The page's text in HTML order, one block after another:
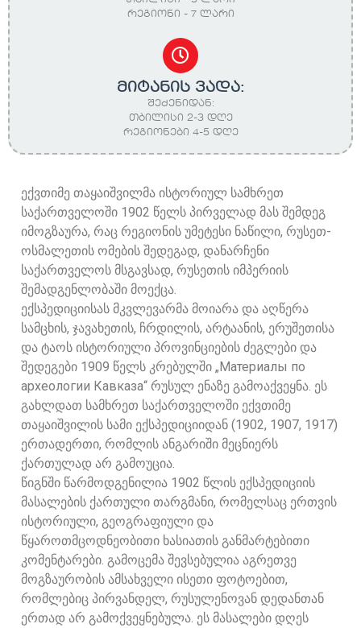
რეგიონი - 7 ლარი
მიტანის ვადა:
შეძენიდან:
თბილისი 2-3 დღე
რეგიონები 4-5 დღე
ექვთიმე თაყაიშვილმა ისტორიულ სამხრეთ
საქართველოში 1902 წელს პირველად მას შემდეგ
იმოგზაურა, რაც რეგიონის უმეტესი ნაწილი, რუსეთ-
ოსმალეთის ომების შედეგად, დანარჩენი
საქართველოს მსგავსად, რუსეთის იმპერიის
შემადგენლობაში მოექცა.
ექსპედიციისას მკვლევარმა მოიარა და აღწერა
სამცხის, ჯავახეთის, ჩრდილის, არტაანის, ერუშეთისა
და ტაოს ისტორიული პროვინციების ძეგლები და
შედეგები 1909 წელს კრებულში „Материалы по
археологии Кавказа“ რუსულ ენაზე გამოაქვეყნა. ეს
გახლდათ სამხრეთ საქართველოში ექვთიმე
თაყაიშვილის სამი ექსპედიციიდან (1902, 1907, 1917)
ერთადერთი, რომლის ანგარიში მეცნიერს
ქართულად არ გამოუცია.
წიგნში წარმოდგენილია 1902 წლის ექსპედიციის
მასალების ქართული თარგმანი, რომელსაც ერთვის
ისტორიული, გეოგრაფიული და
წყაროთმცოდნეობითი ხასიათის განმარტებითი
კომენტარები. გამოცემა შევსებულია აგრეთვე
მოგზაურობის ამსახველი ისეთი ფოტოებით,
რომლებიც პირვანდელ, რუსულენოვან დედანთან
ერთად არ გამოქვეყნებულა. ეს მასალები დღეს